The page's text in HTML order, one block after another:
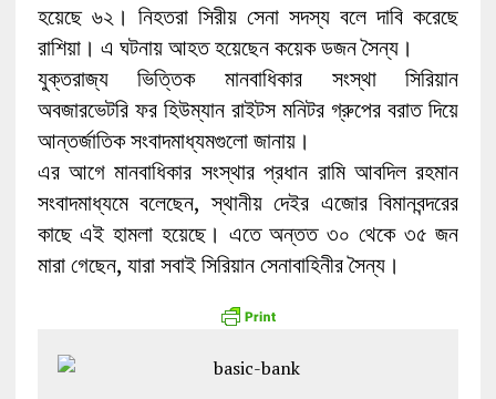
হয়েছে ৬২। নিহতরা সিরীয় সেনা সদস্য বলে দাবি করেছে
রাশিয়া। এ ঘটনায় আহত হয়েছেন কয়েক ডজন সৈন্য।
যুক্তরাজ্য ভিত্তিক মানবাধিকার সংস্থা সিরিয়ান
অবজারভেটরি ফর হিউম্যান রাইটস মনিটর গ্রুপের বরাত দিয়ে
আন্তর্জাতিক সংবাদমাধ্যমগুলো জানায়।
এর আগে মানবাধিকার সংস্থার প্রধান রামি আবদিল রহমান
সংবাদমাধ্যমে বলেছেন, স্থানীয় দেইর এজোর বিমানবন্দরের
কাছে এই হামলা হয়েছে। এতে অন্তত ৩০ থেকে ৩৫ জন
মারা গেছেন, যারা সবাই সিরিয়ান সেনাবাহিনীর সৈন্য।